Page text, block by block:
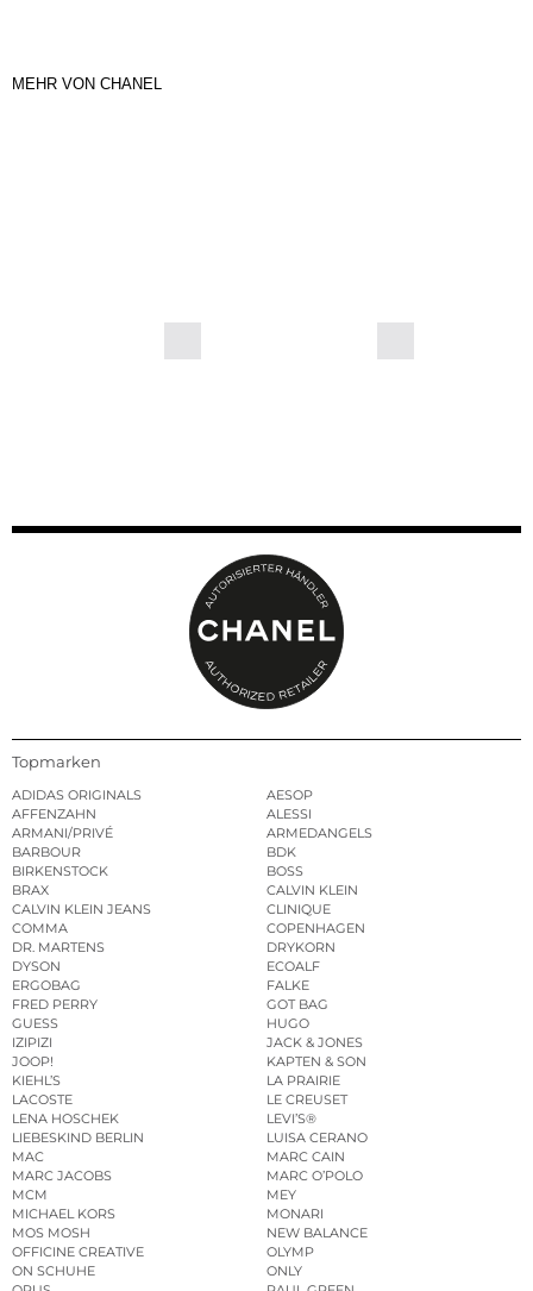
MEHR VON CHANEL
Topmarken
ADIDAS ORIGINALS
AESOP
AFFENZAHN
ALESSI
ARMANI/PRIVÉ
ARMEDANGELS
BARBOUR
BDK
BIRKENSTOCK
BOSS
BRAX
CALVIN KLEIN
CALVIN KLEIN JEANS
CLINIQUE
COMMA
COPENHAGEN
DR. MARTENS
DRYKORN
DYSON
ECOALF
ERGOBAG
FALKE
FRED PERRY
GOT BAG
GUESS
HUGO
IZIPIZI
JACK & JONES
JOOP!
KAPTEN & SON
KIEHL’S
LA PRAIRIE
LACOSTE
LE CREUSET
LENA HOSCHEK
LEVI’S®
LIEBESKIND BERLIN
LUISA CERANO
MAC
MARC CAIN
MARC JACOBS
MARC O’POLO
MCM
MEY
MICHAEL KORS
MONARI
MOS MOSH
NEW BALANCE
OFFICINE CREATIVE
OLYMP
ON SCHUHE
ONLY